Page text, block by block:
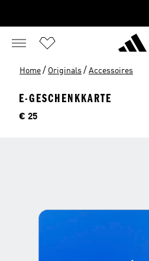
Home / Originals / Accessoires
E-GESCHENKKARTE
Preis
€ 25